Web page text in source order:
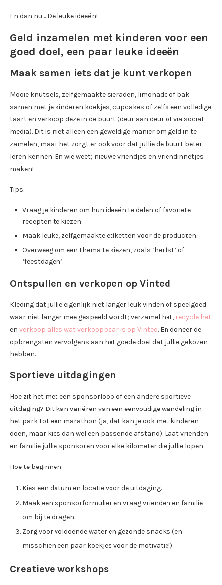
En dan nu… De leuke ideeën!
Geld inzamelen met kinderen voor een
goed doel, een paar leuke ideeën
Maak samen iets dat je kunt verkopen
Mooie knutsels, zelfgemaakte sieraden, limonade of bak
samen met je kinderen koekjes, cupcakes of zelfs een volledige
taart en verkoop deze in de buurt (deur aan deur of via social
media). Dit is niet alleen een geweldige manier om geld in te
zamelen, maar het zorgt er ook voor dat jullie de buurt beter
leren kennen. En wie weet; nieuwe vriendjes en vriendinnetjes
maken!
Tips:
Vraag je kinderen om hun ideeën te delen of favoriete
recepten te kiezen.
Maak leuke, zelfgemaakte etiketten voor de producten.
Overweeg om een thema te kiezen, zoals ‘herfst’ of
‘feestdagen’.
Ontspullen en verkopen op Vinted
Kleding dat jullie eigenlijk niet langer leuk vinden of speelgoed
waar niet langer mee gespeeld wordt; verzamel het, recycle het
en verkoop alles wat verkoopbaar is op Vinted. En doneer de
opbrengsten vervolgens aan het goede doel dat jullie gekozen
hebben.
Sportieve uitdagingen
Hoe zit het met een sponsorloop of een andere sportieve
uitdaging? Dit kan variëren van een eenvoudige wandeling in
het park tot een marathon (ja, dat kan je ook met kinderen
doen, maar kies dan wel een passende afstand). Laat vrienden
en familie jullie sponsoren voor elke kilometer die jullie lopen.
Hoe te beginnen:
Kies een datum en locatie voor de uitdaging.
Maak een sponsorformulier en vraag vrienden en familie
om bij te dragen.
Zorg voor voldoende water en gezonde snacks (en
misschien een paar koekjes voor de motivatie!).
Creatieve workshops